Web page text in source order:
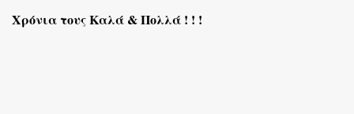
Χρόνια τους Καλά & Πολλά ! ! !